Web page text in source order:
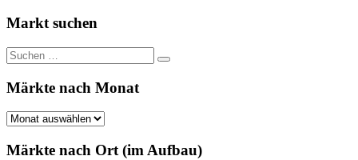
Markt suchen
Suchen
nach:
Suchen
Märkte nach Monat
Märkte
Monat
Märkte nach Ort (im Aufbau)